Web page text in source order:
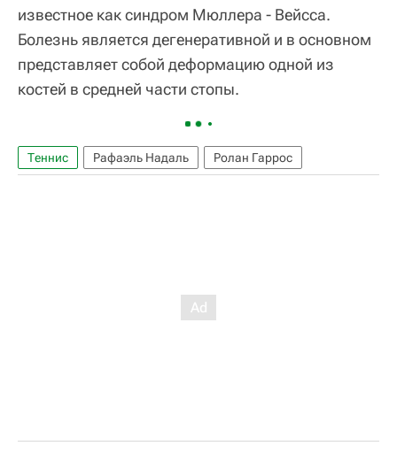
известное как синдром Мюллера - Вейсса.
Болезнь является дегенеративной и в основном
представляет собой деформацию одной из
костей в средней части стопы.
Теннис Рафаэль Надаль Ролан Гаррос